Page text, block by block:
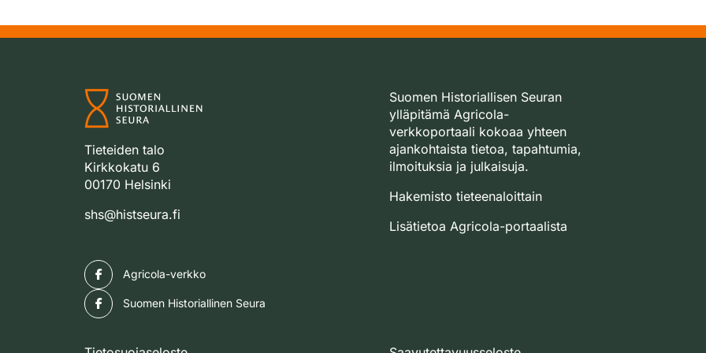
Tieteiden talo
Kirkkokatu 6
00170 Helsinki
shs@histseura.fi
Suomen Historiallisen Seuran
ylläpitämä Agricola-
verkkoportaali kokoaa yhteen
ajankohtaista tietoa, tapahtumia,
ilmoituksia ja julkaisuja.
Hakemisto tieteenaloittain
Lisätietoa Agricola-portaalista
Agricola-verkko
Suomen Historiallinen Seura